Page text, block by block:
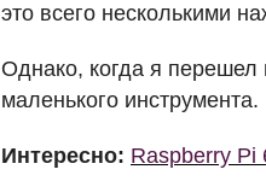
это всего несколькими
Однако, когда я перешел
маленького инструмента.
Интересно: Raspberry Pi